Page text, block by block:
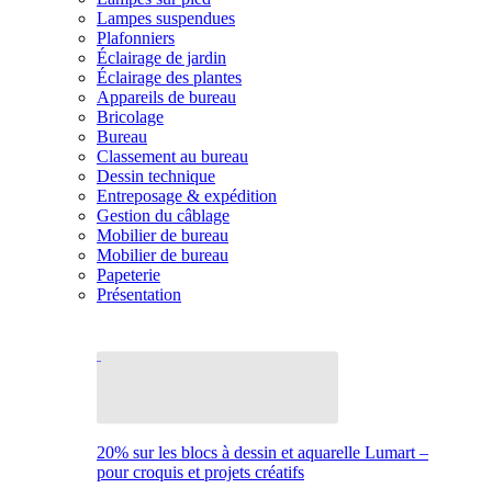
Lampes suspendues
Plafonniers
Éclairage de jardin
Éclairage des plantes
Appareils de bureau
Bricolage
Bureau
Classement au bureau
Dessin technique
Entreposage & expédition
Gestion du câblage
Mobilier de bureau
Mobilier de bureau
Papeterie
Présentation
20% sur les blocs à dessin et aquarelle Lumart –
pour croquis et projets créatifs